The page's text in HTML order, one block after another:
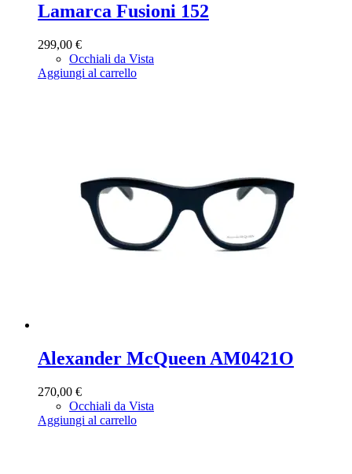
Lamarca Fusioni 152
299,00 €
Occhiali da Vista
Aggiungi al carrello
Alexander McQueen AM0421O
270,00 €
Occhiali da Vista
Aggiungi al carrello